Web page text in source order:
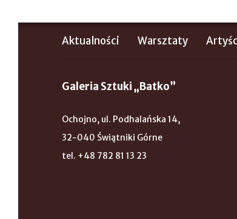
Aktualności Warsztaty
Galeria Sztuki „Batko”
Ochojno, ul. Podhalańska 14,
32-040 Świątniki Górne
tel. +48 782 81 13 23